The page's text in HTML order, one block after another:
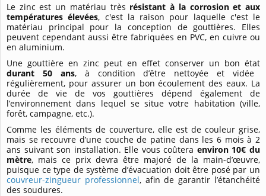
Le zinc est un matériau très résistant à la corrosion et aux
températures élevées, c'est la raison pour laquelle c'est le
matériau principal pour la conception de gouttières. Elles
peuvent cependant aussi être fabriquées en PVC, en cuivre ou
en aluminium.
Une gouttière en zinc peut en effet conserver un bon état
durant 50 ans, à condition d’être nettoyée et vidée
régulièrement, pour assurer un bon écoulement des eaux. La
durée de vie de vos gouttières dépend également de
l’environnement dans lequel se situe votre habitation (ville,
forêt, campagne, etc.).
Comme les éléments de couverture, elle est de couleur grise,
mais se recouvre d’une couche de patine dans les 6 mois à 2
ans suivant son installation. Elle vous coûtera environ 10€ du
mètre, mais ce prix devra être majoré de la main-d’œuvre,
puisque ce type de système d’évacuation doit être posé par un
couvreur-zingueur professionnel, afin de garantir l’étanchéité
des soudures.